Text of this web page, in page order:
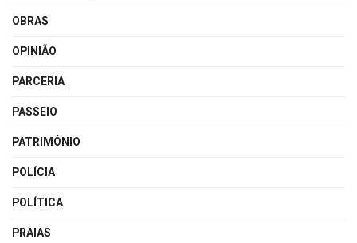
OBRAS
OPINIÃO
PARCERIA
PASSEIO
PATRIMÓNIO
POLÍCIA
POLÍTICA
PRAIAS